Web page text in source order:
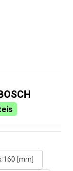
160 [mm]